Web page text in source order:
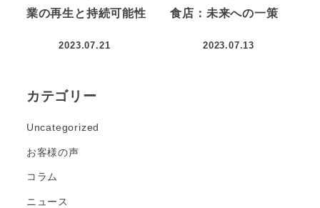
業の再生と持続可能性
2023.07.21
食店：未来への一策
2023.07.13
カテゴリー
Uncategorized
お客様の声
コラム
ニュース